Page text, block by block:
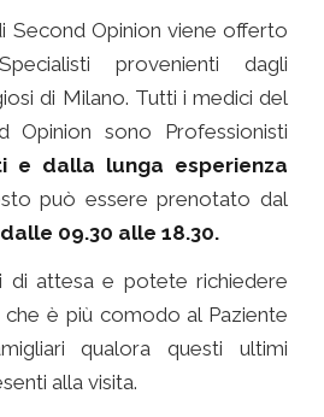
Second Opinion viene offerto
provenienti dagli
di Milano. Tutti i medici del
Opinion sono Professionisti
e dalla lunga esperienza
può essere prenotato dal
09.30 alle 18.30.
di attesa e potete richiedere
che è più comodo al Paziente
qualora questi ultimi
alla visita.